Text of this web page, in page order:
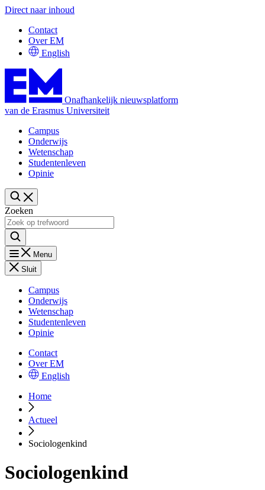
Direct naar inhoud
Contact
Over EM
English
Onafhankelijk nieuwsplatform
van de Erasmus Universiteit
Campus
Onderwijs
Wetenschap
Studentenleven
Opinie
Zoeken
Menu
Sluit
Campus
Onderwijs
Wetenschap
Studentenleven
Opinie
Contact
Over EM
English
Home
Actueel
Sociologenkind
Sociologenkind